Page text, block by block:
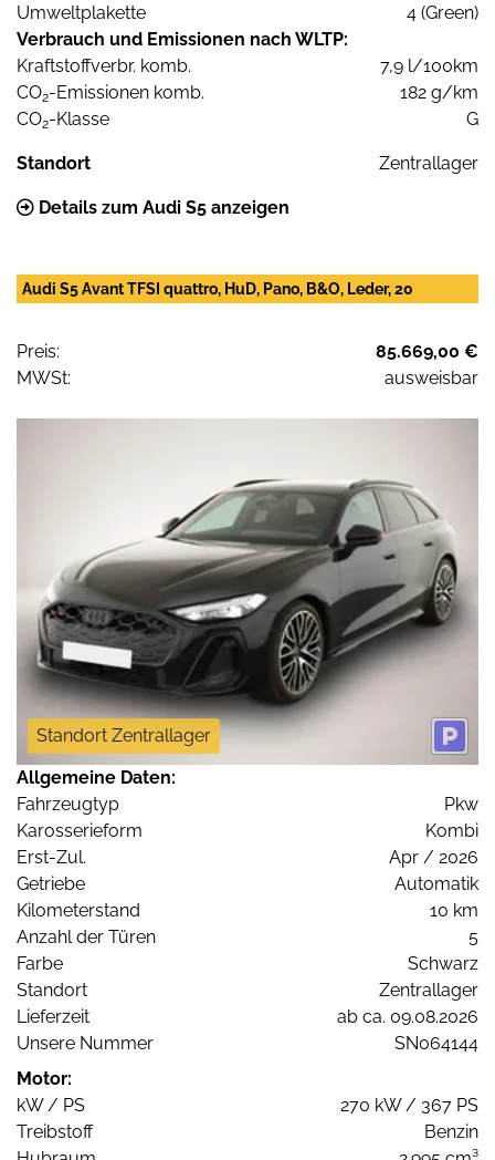
Umweltplakette
4 (Green)
Verbrauch und Emissionen nach WLTP:
Kraftstoffverbr. komb.
7,9 l/100km
CO2-Emissionen komb.
182 g/km
CO2-Klasse G
Standort Zentrallager
Details zum Audi S5 anzeigen
Audi S5 Avant TFSI quattro, HuD, Pano, B&O, Leder, 20
Preis:
85.669,00 €
MWSt:
ausweisbar
Standort Zentrallager
Allgemeine Daten:
Fahrzeugtyp
Pkw
Karosserieform
Kombi
Erst-Zul.
Apr / 2026
Getriebe
Automatik
Kilometerstand
10 km
Anzahl der Türen
5
Farbe
Schwarz
Standort
Zentrallager
Lieferzeit
ab ca. 09.08.2026
Unsere Nummer
SN064144
Motor:
kW / PS
270 kW / 367 PS
Treibstoff
Benzin